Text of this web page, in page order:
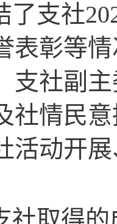
了支社
表彰等
支社副
社情民
活动开